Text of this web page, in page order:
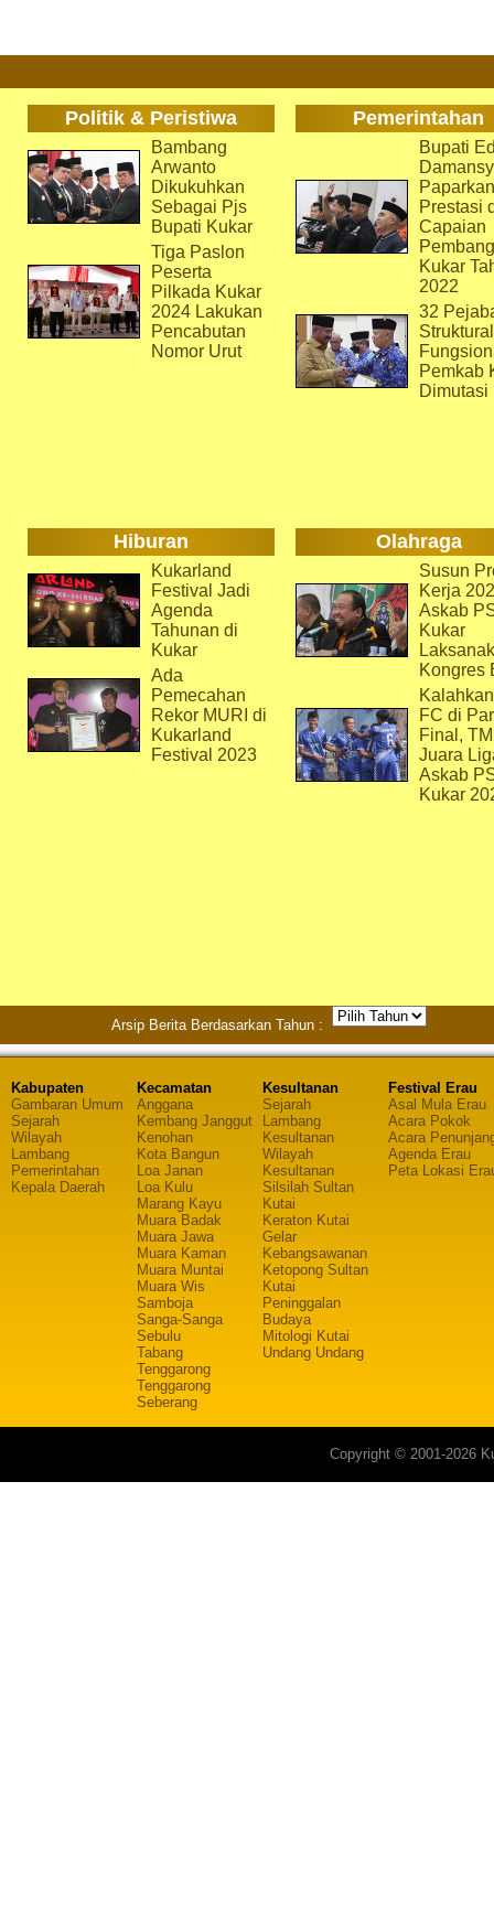
Politik & Peristiwa Pemerintahan
Bambang
Arwanto
Dikukuhkan
Sebagai Pjs
Bupati Kukar
Tiga Paslon
Peserta
Pilkada Kukar
2024 Lakukan
Pencabutan
Nomor Urut
Bupati
Paparkan
Prestasi
Capaian
Kukar
2022
32
Pemkab
Dimutasi
Hiburan Olahraga
Kukarland
Festival Jadi
Agenda
Tahunan di
Kukar
Ada
Pemecahan
Rekor MURI di
Kukarland
Festival 2023
Susun
Kerja
Askab
Kukar
Kongres
FC di
Final,
Juara
Askab
Kukar
Arsip Berita Berdasarkan Tahun :
Kabupaten
Gambaran Umum
Sejarah
Wilayah
Lambang
Pemerintahan
Kepala Daerah
Kecamatan
Anggana
Kembang Janggut
Kenohan
Kota Bangun
Loa Janan
Loa Kulu
Marang Kayu
Muara Badak
Muara Jawa
Muara Kaman
Muara Muntai
Muara Wis
Samboja
Sanga-Sanga
Sebulu
Tabang
Tenggarong
Tenggarong
Seberang
Kesultanan
Sejarah
Lambang
Kesultanan
Wilayah
Kesultanan
Silsilah Sultan
Kutai
Keraton Kutai
Gelar
Kebangsawanan
Ketopong Sultan
Kutai
Peninggalan
Budaya
Mitologi Kutai
Undang Undang
Festival Erau
Asal Mula Erau
Acara Pokok
Acara
Agenda Erau
Peta Lokasi
Copyright © 2001-2026